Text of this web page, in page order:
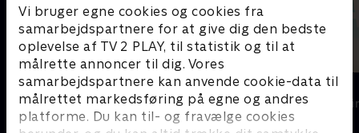
Vi bruger egne cookies og cookies fra
samarbejdspartnere for at give dig den bedste
oplevelse af TV 2 PLAY, til statistik og til at
målrette annoncer til dig. Vores
samarbejdspartnere kan anvende cookie-data til
målrettet markedsføring på egne og andres
platforme. Du kan til- og fravælge cookies
Top Dog
Krimi & Spænding • 1 sæsoner
The Au Pair
Krimi &